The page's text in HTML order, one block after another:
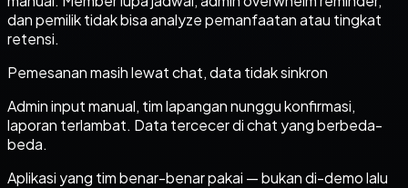
dan pemilik tidak bisa analyze pemanfaatan atau tingkat
retensi.
Pemesanan masih lewat chat, data tidak sinkron
Admin input manual, tim lapangan nunggu konfirmasi,
laporan terlambat. Data tercecer di chat yang berbeda-
beda.
Aplikasi yang tim benar-benar pakai — bukan di-demo lalu